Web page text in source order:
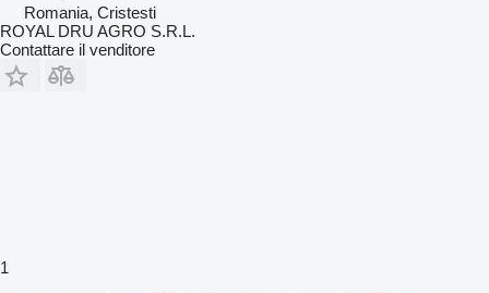
Romania, Cristesti
ROYAL DRU AGRO S.R.L.
Contattare il venditore
1